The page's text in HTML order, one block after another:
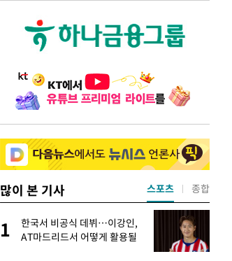
많이 본 기사
1
한국서 비공식 데뷔…이강인,
AT마드리드서 어떻게 활용될
스포츠 종합